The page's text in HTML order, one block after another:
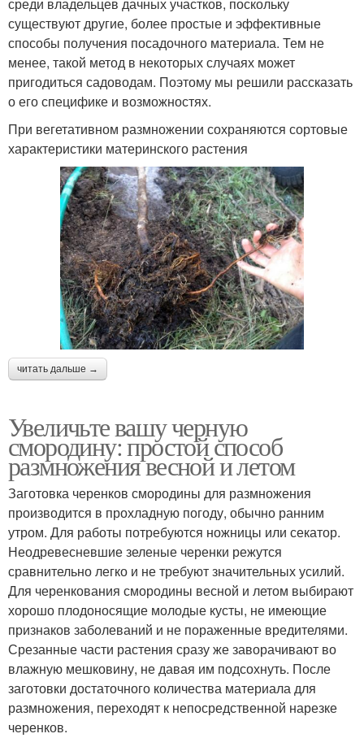
среди владельцев дачных участков, поскольку
существуют другие, более простые и эффективные
способы получения посадочного материала. Тем не
менее, такой метод в некоторых случаях может
пригодиться садоводам. Поэтому мы решили рассказать
о его специфике и возможностях.
При вегетативном размножении сохраняются сортовые
характеристики материнского растения
читать дальше →
Увеличьте вашу черную
смородину: простой способ
размножения весной и летом
Заготовка черенков смородины для размножения
производится в прохладную погоду, обычно ранним
утром. Для работы потребуются ножницы или секатор.
Неодревесневшие зеленые черенки режутся
сравнительно легко и не требуют значительных усилий.
Для черенкования смородины весной и летом выбирают
хорошо плодоносящие молодые кусты, не имеющие
признаков заболеваний и не пораженные вредителями.
Срезанные части растения сразу же заворачивают во
влажную мешковину, не давая им подсохнуть. После
заготовки достаточного количества материала для
размножения, переходят к непосредственной нарезке
черенков.